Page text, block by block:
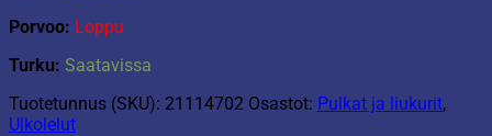
Porvoo: Loppu
Turku: Saatavissa
Tuotetunnus (SKU): 21114702 Osastot: Pulkat ja liukurit,
Ulkolelut